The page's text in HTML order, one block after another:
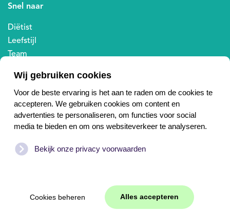
Wij gebruiken cookies
Voor de beste ervaring is het aan te raden om de cookies te
accepteren. We gebruiken cookies om content en
advertenties te personaliseren, om functies voor social
media te bieden en om ons websiteverkeer te analyseren.
Bekijk onze privacy voorwaarden
Cookies beheren Alles accepteren
Snel naar
Diëtist
Leefstijl
Team
Locaties
Anna Paulowna Breezand
Callantsoog
Den Helder
Julianadorp Schagen
Texel
Wieringerwerf
Wij komen ophuisbezoekin de hele Kop van Noord-